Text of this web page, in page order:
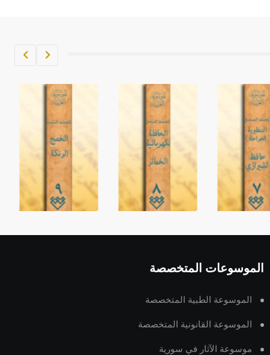
الموسوعات المتخصصة
الموسوعة الطبية المتخصصة
الموسوعة القانونية المتخصصة
موسوعة الآثار في سورية